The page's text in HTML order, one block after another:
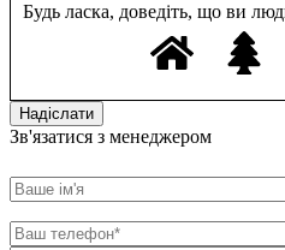
Будь ласка, доведіть, що ви
Зв'язатися з менеджером